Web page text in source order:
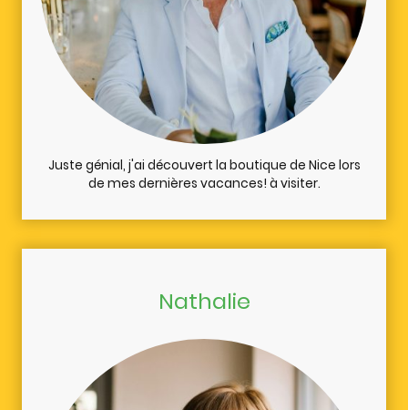
Juste génial, j'ai découvert la boutique de Nice lors
de mes dernières vacances! à visiter.
Nathalie